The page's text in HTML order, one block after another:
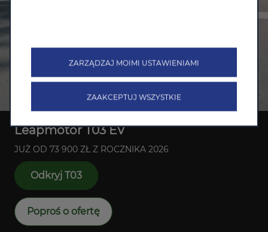
Leapmotor T03 EV
JUŻ OD 73 900 ZŁ Z ROCZNIKA 2026
Odkryj T03
Poproś o ofertę
ZARZĄDZAJ MOIMI USTAWIENIAMI
ZAAKCEPTUJ WSZYSTKIE